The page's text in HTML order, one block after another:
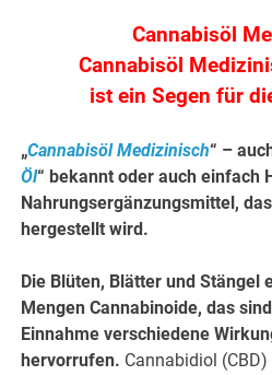
Cannabisöl
Cannabisöl
ist ein Segen für
„Cannabisöl Medizinisch“ –
Öl“ bekannt oder auch einfach
Nahrungsergänzungsmittel,
hergestellt wird.
Die Blüten, Blätter und Stängel
Mengen Cannabinoide, das
Einnahme verschiedene
hervorrufen. Cannabidiol